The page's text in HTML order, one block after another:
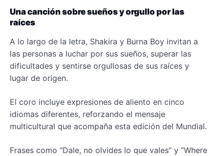
Una canción sobre sueños y orgullo por las
raíces
A lo largo de la letra, Shakira y Burna Boy invitan a
las personas a luchar por sus sueños, superar las
dificultades y sentirse orgullosas de sus raíces y
lugar de origen.
El coro incluye expresiones de aliento en cinco
idiomas diferentes, reforzando el mensaje
multicultural que acompaña esta edición del Mundial.
Frases como “Dale, no olvides lo que vales” y “Where